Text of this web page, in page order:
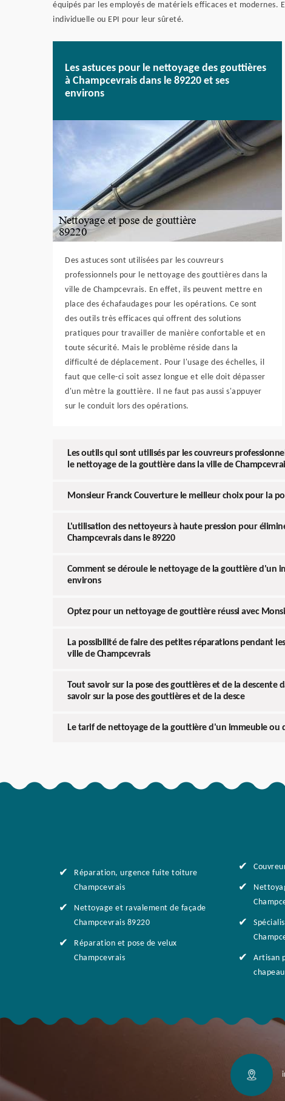
équipés par les employés de matériels efficaces et modernes.
individuelle ou EPI pour leur sûreté.
Les astuces pour le nettoyage des gouttières
à Champcevrais dans le 89220 et ses
environs
Des astuces sont utilisées par les couvreurs
professionnels pour le nettoyage des gouttières dans la
ville de Champcevrais. En effet, ils peuvent mettre en
place des échafaudages pour les opérations. Ce sont
des outils très efficaces qui offrent des solutions
pratiques pour travailler de manière confortable et en
toute sécurité. Mais le problème réside dans la
difficulté de déplacement. Pour l'usage des échelles, il
faut que celle-ci soit assez longue et elle doit dépasser
d'un mètre la gouttière. Il ne faut pas aussi s'appuyer
sur le conduit lors des opérations.
Les outils qui sont utilisés par les couvreurs
le nettoyage de la gouttière dans la ville de
Monsieur Franck Couverture le meilleur choix pour la
L'utilisation des nettoyeurs à haute pression pour
Champcevrais dans le 89220
Comment se déroule le nettoyage de la gouttière d'un
environs
Optez pour un nettoyage de gouttière réussi avec
La possibilité de faire des petites réparations pendant
ville de Champcevrais
Tout savoir sur la pose des gouttières et de la descente
savoir sur la pose des gouttières et de la desce
Le tarif de nettoyage de la gouttière d'un immeuble ou
Réparation, urgence fuite toiture
Champcevrais
Nettoyage et ravalement de façade
Champcevrais 89220
Réparation et pose de velux
Champcevrais
Artisan